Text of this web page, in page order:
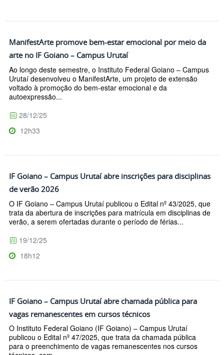
ManifestArte promove bem-estar emocional por meio da
arte no IF Goiano – Campus Urutaí
Ao longo deste semestre, o Instituto Federal Goiano – Campus
Urutaí desenvolveu o ManifestArte, um projeto de extensão
voltado à promoção do bem-estar emocional e da
autoexpressão...
28/12/25
12h33
IF Goiano – Campus Urutaí abre inscrições para disciplinas
de verão 2026
O IF Goiano – Campus Urutaí publicou o Edital nº 43/2025, que
trata da abertura de inscrições para matrícula em disciplinas de
verão, a serem ofertadas durante o período de férias...
19/12/25
18h12
IF Goiano – Campus Urutaí abre chamada pública para
vagas remanescentes em cursos técnicos
O Instituto Federal Goiano (IF Goiano) – Campus Urutaí
publicou o Edital nº 47/2025, que trata da chamada pública
para o preenchimento de vagas remanescentes nos cursos